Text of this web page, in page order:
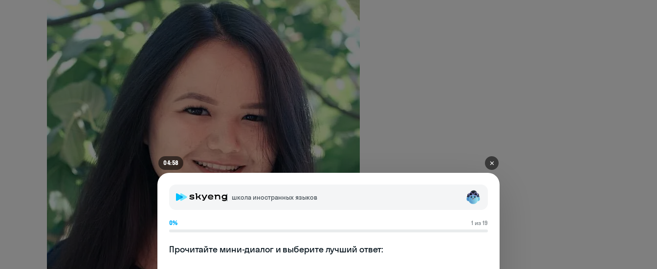
04:54 ✕
школа иностранных языков
0% 1 из 19
Прочитайте мини-диалог и выберите лучший ответ: